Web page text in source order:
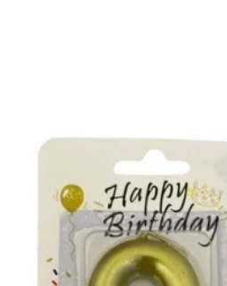
una vez. No